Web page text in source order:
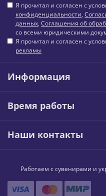
Я прочитал и согласен с
конфиденциальности,
данных, Соглашения об
со всеми юридическими
Я прочитал и согласен с
рекламы
Информация
Время работы
Наши контакты
Работаем с сувенирами и